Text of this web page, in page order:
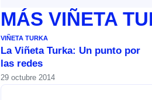
MÁSVIÑETA
VIÑETA TURKA
La Viñeta Turka: Un punto por
las redes
29 octubre 2014